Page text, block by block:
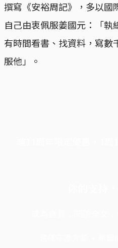
撰寫《安裕周記》，多以國
自己由衷佩服姜國元：「
有時間看書、找資料，寫
服他」。